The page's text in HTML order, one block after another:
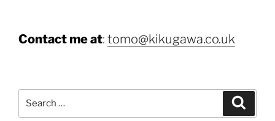
Contact me at: tomo@kikugawa.co.uk